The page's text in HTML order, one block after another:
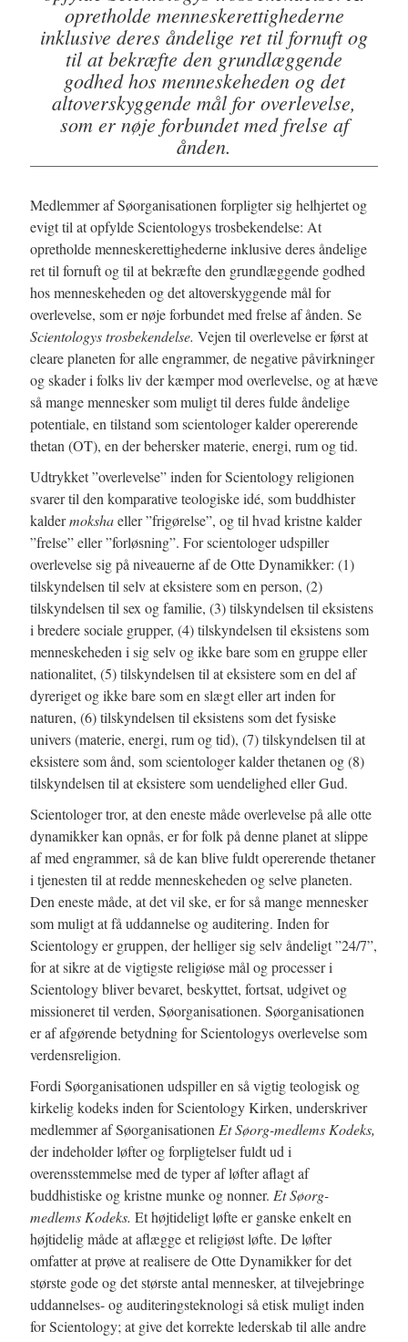
opretholde menneskerettighederne
inklusive deres åndelige ret til fornuft og
til at bekræfte den grundlæggende
godhed hos menneskeheden og det
altoverskyggende mål for overlevelse,
som er nøje forbundet med frelse af
ånden.
Medlemmer af Søorganisationen forpligter sig helhjertet og
evigt til at opfylde Scientologys trosbekendelse: At
opretholde menneskerettighederne inklusive deres åndelige
ret til fornuft og til at bekræfte den grundlæggende godhed
hos menneskeheden og det altoverskyggende mål for
overlevelse, som er nøje forbundet med frelse af ånden. Se
Scientologys trosbekendelse. Vejen til overlevelse er først at
cleare planeten for alle engrammer, de negative påvirkninger
og skader i folks liv der kæmper mod overlevelse, og at hæve
så mange mennesker som muligt til deres fulde åndelige
potentiale, en tilstand som scientologer kalder opererende
thetan (OT), en der behersker materie, energi, rum og tid.
Udtrykket ”overlevelse” inden for Scientology religionen
svarer til den komparative teologiske idé, som buddhister
kaldermokshaeller ”frigørelse”, og til hvad kristne kalder
”frelse” eller ”forløsning”. For scientologer udspiller
overlevelse sig på niveauerne af de Otte Dynamikker: (1)
tilskyndelsen til selv at eksistere som en person, (2)
tilskyndelsen til sex og familie, (3) tilskyndelsen til eksistens
i bredere sociale grupper, (4) tilskyndelsen til eksistens som
menneskeheden i sig selv og ikke bare som en gruppe eller
nationalitet, (5) tilskyndelsen til at eksistere som en del af
dyreriget og ikke bare som en slægt eller art inden for
naturen, (6) tilskyndelsen til eksistens som det fysiske
univers (materie, energi, rum og tid), (7) tilskyndelsen til at
eksistere som ånd, som scientologer kalder thetanen og (8)
tilskyndelsen til at eksistere som uendelighed eller Gud.
Scientologer tror, at den eneste måde overlevelse på alle otte
dynamikker kan opnås, er for folk på denne planet at slippe
af med engrammer, så de kan blive fuldt opererende thetaner
i tjenesten til at redde menneskeheden og selve planeten.
Den eneste måde, at det vil ske, er for så mange mennesker
som muligt at få uddannelse og auditering. Inden for
Scientology er gruppen, der helliger sig selv åndeligt ”24/7”,
for at sikre at de vigtigste religiøse mål og processer i
Scientology bliver bevaret, beskyttet, fortsat, udgivet og
missioneret til verden, Søorganisationen. Søorganisationen
er af afgørende betydning for Scientologys overlevelse som
verdensreligion.
Fordi Søorganisationen udspiller en så vigtig teologisk og
kirkelig kodeks inden for Scientology Kirken, underskriver
medlemmer af Søorganisationen Et Søorg-medlems Kodeks,
der indeholder løfter og forpligtelser fuldt ud i
overensstemmelse med de typer af løfter aflagt af
buddhistiske og kristne munke og nonner. Et Søorg-
medlems Kodeks. Et højtideligt løfte er ganske enkelt en
højtidelig måde at aflægge et religiøst løfte. De løfter
omfatter at prøve at realisere de Otte Dynamikker for det
største gode og det største antal mennesker, at tilvejebringe
uddannelses- og auditeringsteknologi så etisk muligt inden
for Scientology; at give det korrekte lederskab til alle andre